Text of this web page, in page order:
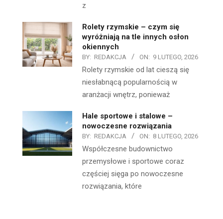
z
Rolety rzymskie – czym się
wyróżniają na tle innych osłon
okiennych
BY: REDAKCJA ON: 9 LUTEGO, 2026
Rolety rzymskie od lat cieszą się
niesłabnącą popularnością w
aranżacji wnętrz, ponieważ
Hale sportowe i stalowe –
nowoczesne rozwiązania
BY: REDAKCJA ON: 8 LUTEGO, 2026
Współczesne budownictwo
przemysłowe i sportowe coraz
częściej sięga po nowoczesne
rozwiązania, które